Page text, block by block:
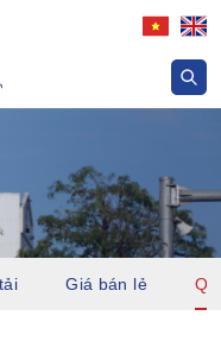
Giá bán lẻ